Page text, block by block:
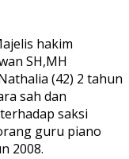
hakim
SH,MH
(42) 2 tahun
sah dan
saksi
guru piano
2008.